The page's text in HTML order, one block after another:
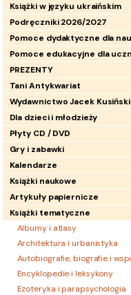
Książki w języku ukraińskim
Podręczniki 2026/2027
PREZENTY
Tani Antykwariat
Wydawnictwo Jacek Kusiński
Dla dzieci i młodzieży
Płyty CD / DVD
Gry i zabawki
Kalendarze
Książki naukowe
Artykuły papiernicze
Książki tematyczne
Albumy i atlasy
Architektura i urbanistyka
Encyklopedie i leksykony
Ezoteryka i parapsychologia